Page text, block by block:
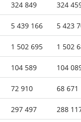
324 849 324
5 439 166 5 423
1 502 695 1 502
104 589 104
72 910 68 671
297 497 288